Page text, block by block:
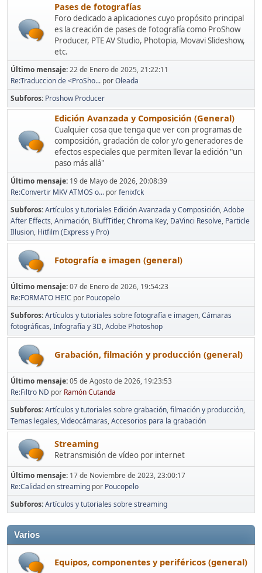
Pases de fotografías
Foro dedicado a aplicaciones cuyo propósito principal
es la creación de pases de fotografía como ProShow
Producer, PTE AV Studio, Photopia, Movavi Slideshow,
etc.
Último mensaje:22 de Enero de 2025, 21:22:11
Re:Traduccion de <ProSho... porOleada
Subforos Proshow Producer
Edición Avanzada y Composición (General)
Cualquier cosa que tenga que ver con programas de
composición, gradación de color y/o generadores de
efectos especiales que permiten llevar la edición "un
paso más allá"
Último mensaje: 19 de Mayo de 2026, 20:08:39
Re:Convertir MKV ATMOS o... porfenixfck
Subforos Artículos y tutoriales Edición Avanzada y Composición Adobe
After Effects Animación BluffTitler Chroma Key DaVinci Resolve Particle
Illusion Hitfilm (Express y Pro)
Fotografía e imagen (general)
Último mensaje:07 de Enero de 2026, 19:54:23
Re:FORMATO HEIC por Poucopelo
Subforos Artículos y tutoriales sobre fotografía e imagen Cámaras
fotográficas Infografía y 3D Adobe Photoshop
Grabación, filmación y producción (general)
Último mensaje:05 de Agosto de 2026, 19:23:53
Re:Filtro ND por Ramón Cutanda
Subforos Artículos y tutoriales sobre grabación, filmación y producción
Temas legales Videocámaras Accesorios para la grabación
Streaming
Retransmisión de vídeo por internet
Último mensaje: 17 de Noviembre de 2023, 23:00:17
Re:Calidad en streaming por Poucopelo
Subforos Artículos y tutoriales sobre streaming
Varios
Equipos, componentes y periféricos (general)